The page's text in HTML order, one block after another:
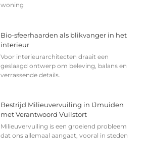
woning
Bio-sfeerhaarden als blikvanger in het
interieur
Voor interieurarchitecten draait een
geslaagd ontwerp om beleving, balans en
verrassende details.
Bestrijd Milieuvervuiling in IJmuiden
met Verantwoord Vuilstort
Milieuvervuiling is een groeiend probleem
dat ons allemaal aangaat, vooral in steden